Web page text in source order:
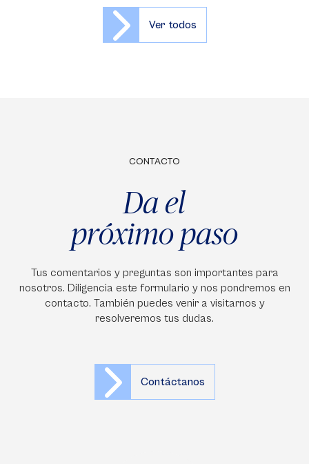
Ver todos
CONTACTO
Da el
próximo paso
Tus comentarios y preguntas son importantes para
nosotros. Diligencia este formulario y nos pondremos en
contacto. También puedes venir a visitarnos y
resolveremos tus dudas.
Contáctanos